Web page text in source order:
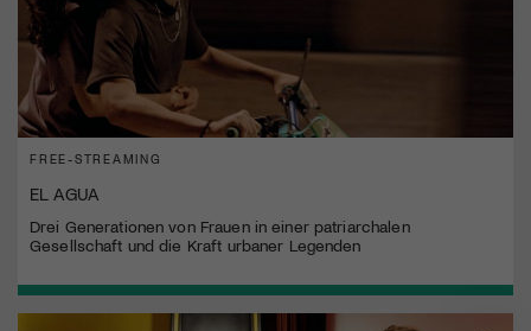
FREE-STREAMING
EL AGUA
Drei Generationen von Frauen in einer patriarchalen
Gesellschaft und die Kraft urbaner Legenden